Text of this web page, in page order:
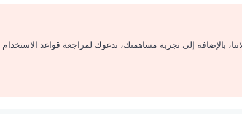
بالإضافة إلى تجربة مساهمتك، ندعوك لمراجعة قواعد الاستخدام